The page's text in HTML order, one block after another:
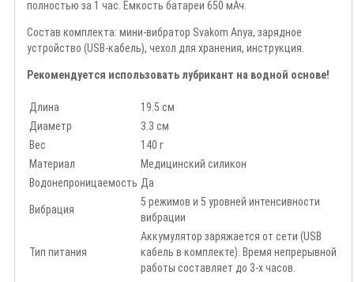
полностью за 1 час. Емкость батареи 650 мАч.
Состав комплекта: мини-вибратор Svakom Anya, зарядное
устройство (USB-кабель), чехол для хранения, инструкция.
Рекомендуется использовать лубрикант на водной основе!
Длина
19.5 см
Диаметр
3.3 см
Вес
140 г
Материал
Медицинский силикон
Водонепроницаемость Да
Вибрация
5 режимов и 5 уровней интенсивности
вибрации
Тип питания
Аккумулятор заряжается от сети (USB
кабель в комплекте). Время непрерывной
работы составляет до 3-х часов.